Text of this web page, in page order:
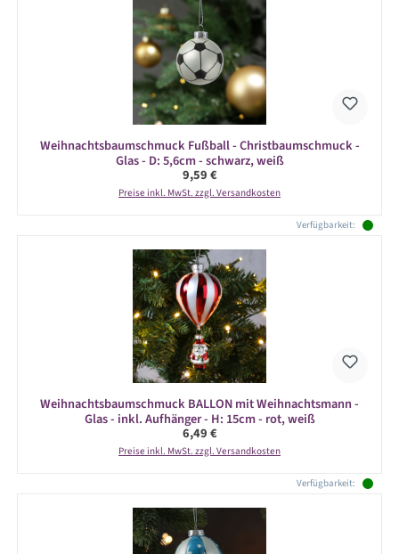
Weihnachtsbaumschmuck Fußball - Christbaumschmuck -
Glas - D: 5,6cm - schwarz, weiß
Regulärer Preis:
9,59 €
Preise inkl. MwSt. zzgl. Versandkosten
Verfügbarkeit:
Weihnachtsbaumschmuck BALLON mit Weihnachtsmann -
Glas - inkl. Aufhänger - H: 15cm - rot, weiß
Regulärer Preis:
6,49 €
Preise inkl. MwSt. zzgl. Versandkosten
Verfügbarkeit: